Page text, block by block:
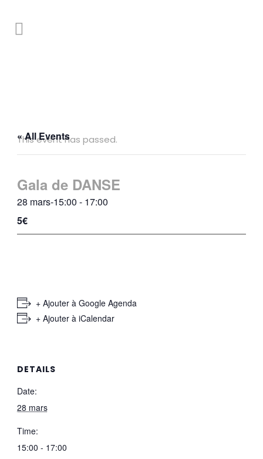
« All Events
This event has passed.
Gala de DANSE
28 mars-15:00 - 17:00
5€
+ Ajouter à Google Agenda
+ Ajouter à iCalendar
DETAILS
Date:
28 mars
Time:
15:00 - 17:00